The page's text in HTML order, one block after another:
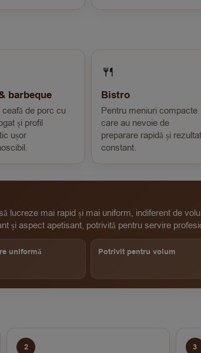
barbeque
ceafă de porc cu
și profil
ușor
🍴
Bistro
Pentru meniuri compacte
care au nevoie de
preparare rapidă și rezultat
constant.
lucreze mai rapid și mai uniform, indiferent de
și aspect apetisant, potrivită pentru servire
uniformă Potrivit pentru volum
2 3